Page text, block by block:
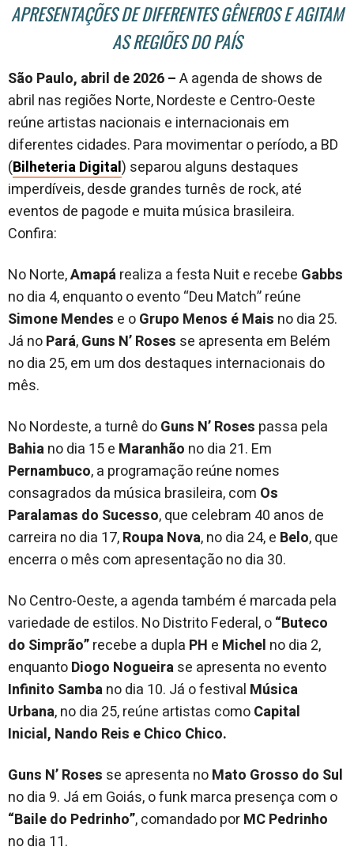
APRESENTAÇÕES DE DIFERENTES GÊNEROS E AGITAM
AS REGIÕES DO PAÍS
São Paulo, abril de 2026–A agenda de shows de
abril nas regiões Norte, Nordeste e Centro-Oeste
reúne artistas nacionais e internacionais em
diferentes cidades. Para movimentar o período, a BD
(Bilheteria Digital) separou alguns destaques
imperdíveis, desde grandes turnês de rock, até
eventos de pagode e muita música brasileira.
Confira:
No Norte,Amapárealiza a festa Nuit e recebe Gabbs
no dia 4, enquanto o evento “Deu Match” reúne
Simone Mendes e oGrupo Menos é Mais no dia 25.
Já noPará,Guns N’ Roses se apresenta em Belém
no dia 25, em um dos destaques internacionais do
mês.
No Nordeste, a turnê doGuns N’ Roses passa pela
Bahiano dia 15 e Maranhão no dia 21. Em
Pernambuco, a programação reúne nomes
consagrados da música brasileira, com Os
Paralamas do Sucesso, que celebram 40 anos de
carreira no dia 17,Roupa Nova, no dia 24, e Belo, que
encerra o mês com apresentação no dia 30.
No Centro-Oeste, a agenda também é marcada pela
variedade de estilos. No Distrito Federal, o“Buteco
do Simprão”recebe a dupla PH e Michel no dia 2,
enquantoDiogo Nogueirase apresenta no evento
Infinito Sambano dia 10. Já o festival Música
Urbana, no dia 25, reúne artistas comoCapital
Inicial, Nando Reis e Chico Chico.
Guns N’ Roses se apresenta noMato Grosso do Sul
no dia 9. Já em Goiás, o funk marca presença com o
“Baile do Pedrinho”, comandado porMC Pedrinho
no dia 11.